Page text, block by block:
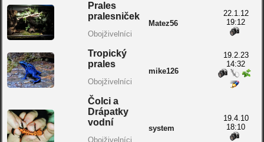
Prales
pralesniček
Obojživelníci
Matez56
22.1.12
19:12
Tropický
prales
Obojživelníci
mike126
19.2.23
14:32
Čolci a
Drápatky
vodní
Obojživelníci
system
19.4.10
18:10